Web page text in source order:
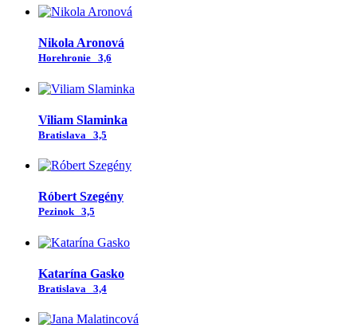
Nikola Aronová
Horehronie 3,6
Viliam Slaminka
Bratislava 3,5
Róbert Szegény
Pezinok 3,5
Katarína Gasko
Bratislava 3,4